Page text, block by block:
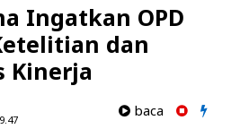
Ingatkan OPD
dan
Kinerja
baca